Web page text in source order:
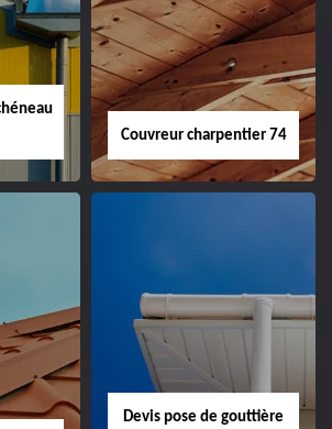
Couvreur charpentier 74
Devis pose de gouttière